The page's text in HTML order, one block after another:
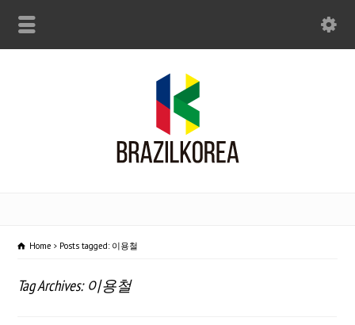
Home Posts tagged: 이용철
Tag Archives: 이용철